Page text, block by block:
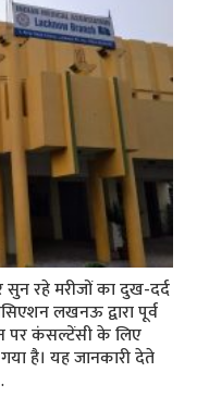
रहे मरीजों का दुख-दर्द
लखनऊ द्वारा पूर्व
पर कंसल्टेंसी के लिए
है। यह जानकारी देते